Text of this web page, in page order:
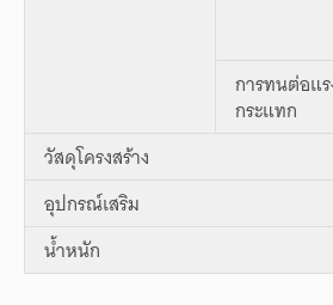
การทนต่อแ
กระแทก
วัสดุโครงสร้าง
อุปกรณ์เสริม
น้ำหนัก